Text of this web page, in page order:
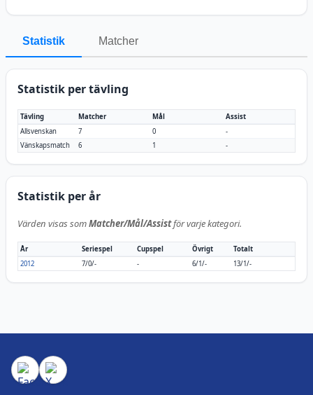
Statistik Matcher
Statistik per tävling
Tävling Matcher Mål
Assist
Allsvenskan
7 0
-
Vänskapsmatch
6 1 -
Statistik per år
Värden visas somMatcher/Mål/Assistför varje kategori.
År Seriespel Cupspel Övrigt
Totalt
2012
7/0/- - 6/1/- 13/1/-